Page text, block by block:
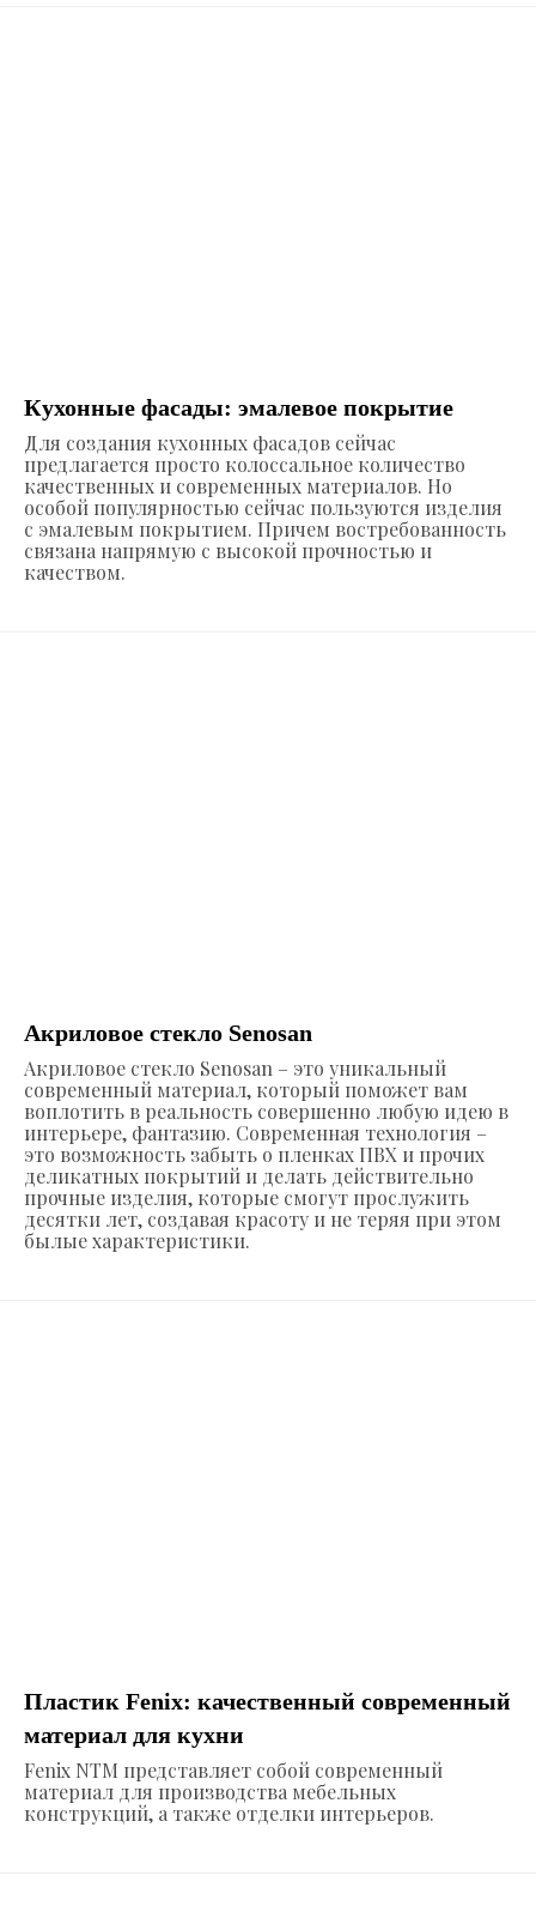
Кухонные фасады: эмалевое покрытие
Для создания кухонных фасадов сейчас
предлагается просто колоссальное количество
качественных и современных материалов. Но
особой популярностью сейчас пользуются изделия
с эмалевым покрытием. Причем востребованность
связана напрямую с высокой прочностью и
качеством.
Акриловое стекло Senosan
Акриловое стекло Senosan – это уникальный
современный материал, который поможет вам
воплотить в реальность совершенно любую идею в
интерьере, фантазию. Современная технология –
это возможность забыть о пленках ПВХ и прочих
деликатных покрытий и делать действительно
прочные изделия, которые смогут прослужить
десятки лет, создавая красоту и не теряя при этом
былые характеристики.
Пластик Fenix: качественный современный
материал для кухни
Fenix NTM представляет собой современный
материал для производства мебельных
конструкций, а также отделки интерьеров.